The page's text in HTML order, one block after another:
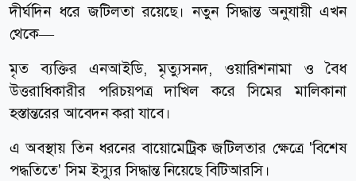
দীর্ঘদিন ধরে জটিলতা রয়েছে। নতুন সিদ্ধান্ত অনুযায়ী এখন
থেকে—
মৃত ব্যক্তির এনআইডি, মৃত্যুসনদ, ওয়ারিশনামা ও বৈধ
উত্তরাধিকারীর পরিচয়পত্র দাখিল করে সিমের মালিকানা
হস্তান্তরের আবেদন করা যাবে।
এ অবস্থায় তিন ধরনের বায়োমেট্রিক জটিলতার ক্ষেত্রে 'বিশেষ
পদ্ধতিতে' সিম ইস্যুর সিদ্ধান্ত নিয়েছে বিটিআরসি।